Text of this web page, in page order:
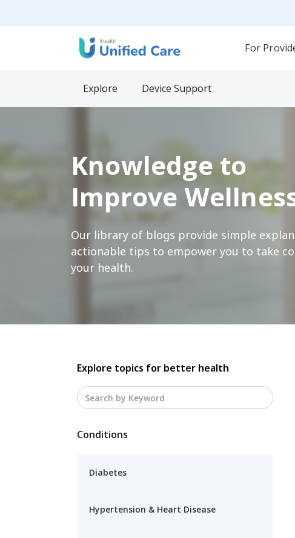
For
Explore Device Support
Knowledge to
Improve
Our library of blogs provide simple
actionable tips to empower you to take
your health.
Explore topics for better health
Conditions
Diabetes
Hypertension & Heart Disease